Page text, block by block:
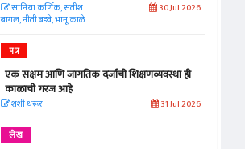
सानिया कर्णिक, सतीश
बागल, नीती बडवे, भानू काळे
30 Jul 2026
पत्र
एक सक्षम आणि जागतिक दर्जाची शिक्षणव्यवस्था ही
काळाची गरज आहे
शशी थरूर 31 Jul 2026
लेख